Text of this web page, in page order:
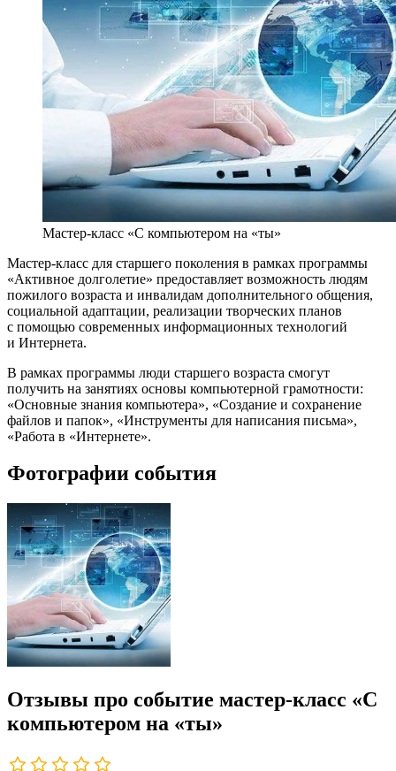
Мастер-класс «С компьютером на «ты»
Мастер-класс для старшего поколения в рамках программы
«Активное долголетие» предоставляет возможность людям
пожилого возраста и инвалидам дополнительного общения,
социальной адаптации, реализации творческих планов
с помощью современных информационных технологий
и Интернета.
В рамках программы люди старшего возраста смогут
получить на занятиях основы компьютерной грамотности:
«Основные знания компьютера», «Создание и сохранение
файлов и папок», «Инструменты для написания письма»,
«Работа в «Интернете».
Фотографии события
Отзывы про событие мастер-класс «С
компьютером на «ты»